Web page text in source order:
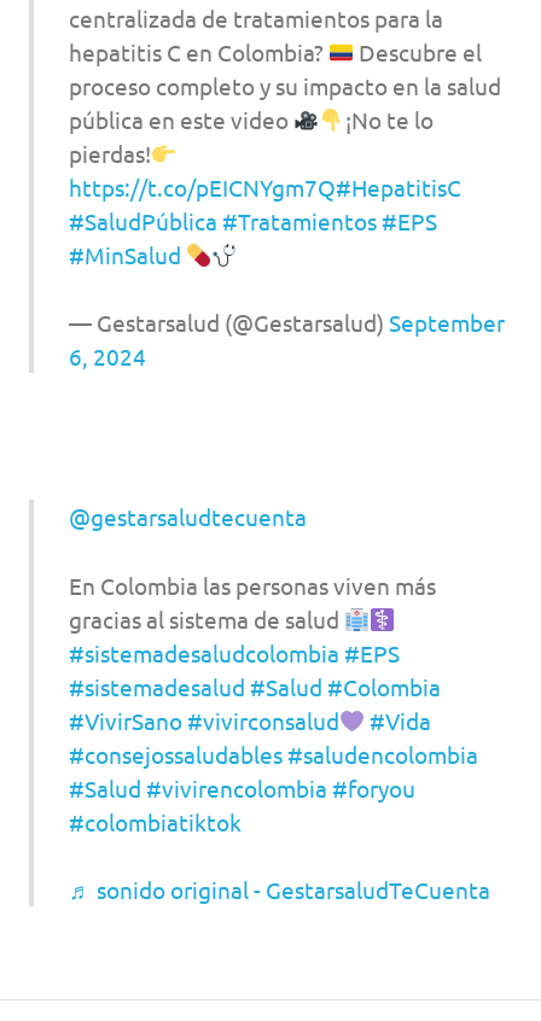
centralizada de tratamientos para la
hepatitis C en Colombia?
Descubre el
proceso completo y su impacto en la salud
pública en este video
¡No te lo
pierdas!
https://t.co/pEICNYgm7Q#HepatitisC
#SaludPública #Tratamientos #EPS
#MinSalud
— Gestarsalud (@Gestarsalud) September
6, 2024
@gestarsaludtecuenta
En Colombia las personas viven más
gracias al sistema de salud
#sistemadesaludcolombia #EPS
#sistemadesalud #Salud #Colombia
#VivirSano #vivirconsalud
#Vida
#consejossaludables #saludencolombia
#Salud #vivirencolombia #foryou
#colombiatiktok
♬ sonido original - GestarsaludTeCuenta